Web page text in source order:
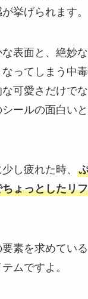
挙げられます。
表面と、絶妙
ってしまう中
可愛さだけで
ールの面白い
し疲れた時、
ょっとしたリ
素を求めてい
ムですよ。